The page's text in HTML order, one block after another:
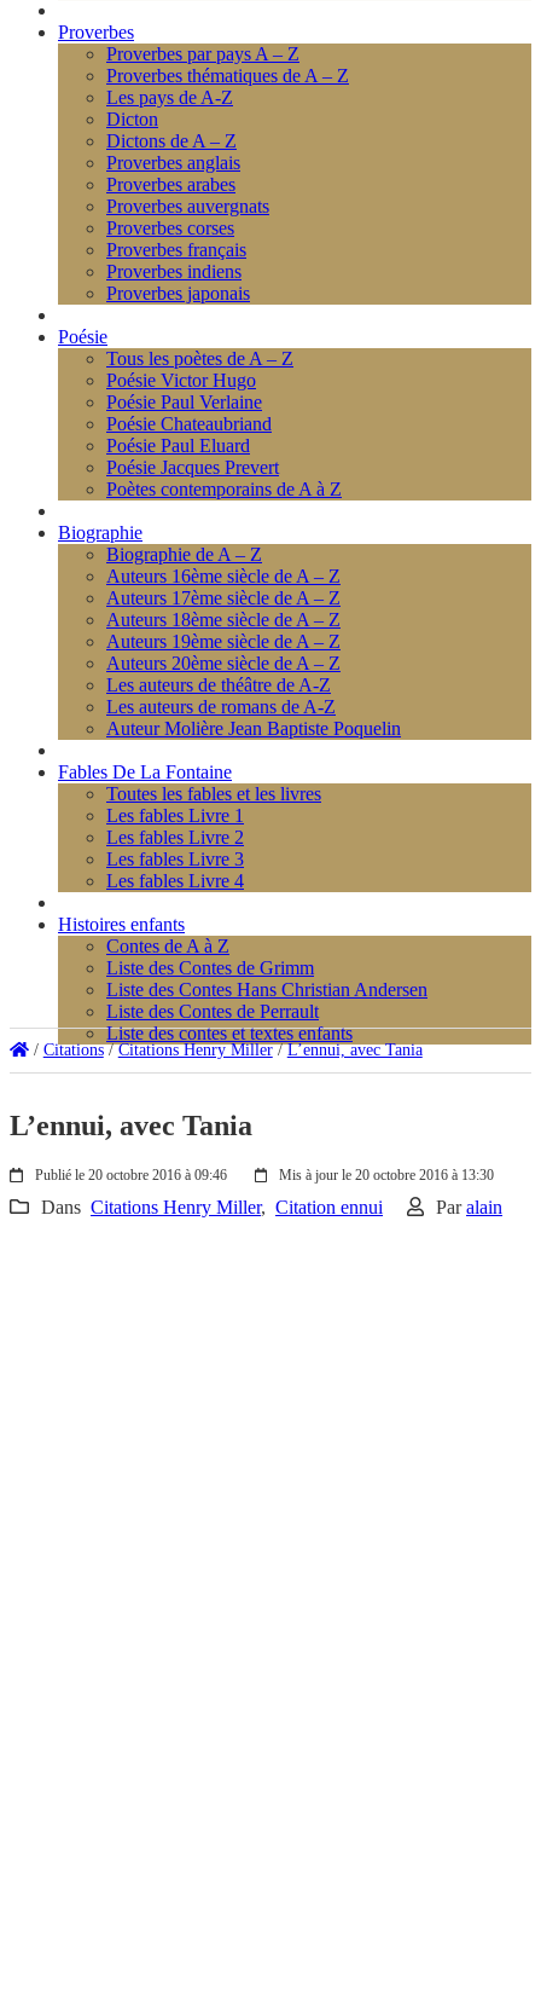
Proverbes
Proverbes par pays A – Z
Proverbes thématiques de A – Z
Les pays de A-Z
Dicton
Dictons de A – Z
Proverbes anglais
Proverbes arabes
Proverbes auvergnats
Proverbes corses
Proverbes français
Proverbes indiens
Proverbes japonais
Poésie
Tous les poètes de A – Z
Poésie Victor Hugo
Poésie Paul Verlaine
Poésie Chateaubriand
Poésie Paul Eluard
Poésie Jacques Prevert
Poètes contemporains de A à Z
Biographie
Biographie de A – Z
Auteurs 16ème siècle de A – Z
Auteurs 17ème siècle de A – Z
Auteurs 18ème siècle de A – Z
Auteurs 19ème siècle de A – Z
Auteurs 20ème siècle de A – Z
Les auteurs de théâtre de A-Z
Les auteurs de romans de A-Z
Auteur Molière Jean Baptiste Poquelin
Fables De La Fontaine
Toutes les fables et les livres
Les fables Livre 1
Les fables Livre 2
Les fables Livre 3
Les fables Livre 4
Histoires enfants
Contes de A à Z
Liste des Contes de Grimm
Liste des Contes Hans Christian Andersen
Liste des Contes de Perrault
Liste des contes et textes enfants
/ Citations/Citations Henry Miller/L’ennui, avec Tania
L’ennui, avec Tania
Publié le 20 octobre 2016 à 09:46 Mis à jour le 20 octobre 2016 à 13:30
Dans Citations Henry Miller, Citation ennui Paralain